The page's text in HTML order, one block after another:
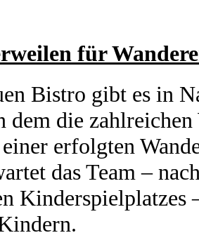
für
Bistro gibt es in
dem die
einer erfolgten
das Team –